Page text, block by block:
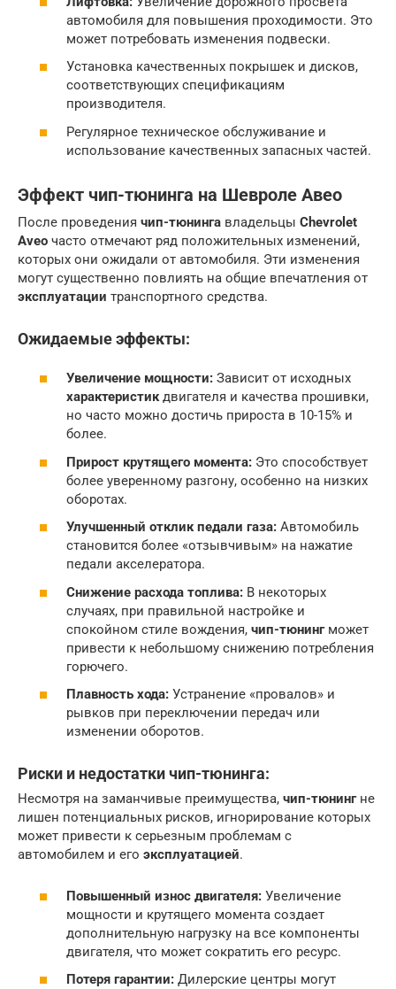
автомобиля для повышения проходимости. Это
может потребовать изменения подвески.
Установка качественных покрышек и дисков,
соответствующих спецификациям
производителя.
Регулярное техническое обслуживание и
использование качественных запасных частей.
Эффект чип-тюнинга на Шевроле Авео
После проведения чип-тюнинга владельцы Chevrolet
Aveo часто отмечают ряд положительных изменений,
которых они ожидали от автомобиля. Эти изменения
могут существенно повлиять на общие впечатления от
эксплуатации транспортного средства.
Ожидаемые эффекты:
Увеличение мощности: Зависит от исходных
характеристикдвигателя и качества прошивки,
но часто можно достичь прироста в 10-15% и
более.
Прирост крутящего момента: Это способствует
более уверенному разгону, особенно на низких
оборотах.
Улучшенный отклик педали газа: Автомобиль
становится более «отзывчивым» на нажатие
педали акселератора.
Снижение расхода топлива: В некоторых
случаях, при правильной настройке и
спокойном стиле вождения, чип-тюнингможет
привести к небольшому снижению потребления
горючего.
Плавность хода: Устранение «провалов» и
рывков при переключении передач или
изменении оборотов.
Риски и недостатки чип-тюнинга:
Несмотря на заманчивые преимущества, чип-тюнингне
лишен потенциальных рисков, игнорирование которых
может привести к серьезным проблемам с
автомобилем и его эксплуатацией.
Повышенный износ двигателя: Увеличение
мощности и крутящего момента создает
дополнительную нагрузку на все компоненты
двигателя, что может сократить его ресурс.
Потеря гарантии: Дилерские центры могут